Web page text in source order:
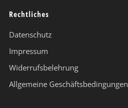
Rechtliches
Datenschutz
Impressum
Widerrufsbelehrung
Allgemeine Geschäftsbedingungen